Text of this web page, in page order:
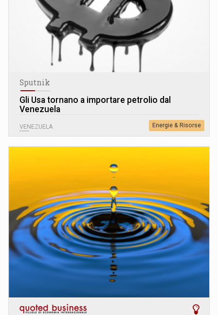
Sputnik
Gli Usa tornano a importare petrolio dal
Venezuela
VENEZUELA Energie & Risorse